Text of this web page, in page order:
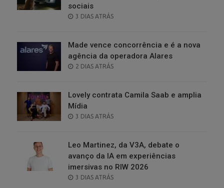
sociais
POSTED
3 DIAS ATRÁS
Made vence concorrência e é a nova
agência da operadora Alares
POSTED
2 DIAS ATRÁS
Lovely contrata Camila Saab e amplia
Mídia
POSTED
3 DIAS ATRÁS
Leo Martinez, da V3A, debate o
avanço da IA em experiências
imersivas no RIW 2026
POSTED
3 DIAS ATRÁS